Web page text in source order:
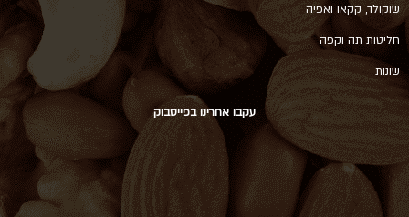
שוקולד, קקאו ואפיה
חליטות תה וקפה
שונות
עקבו אחרינו בפייסבוק